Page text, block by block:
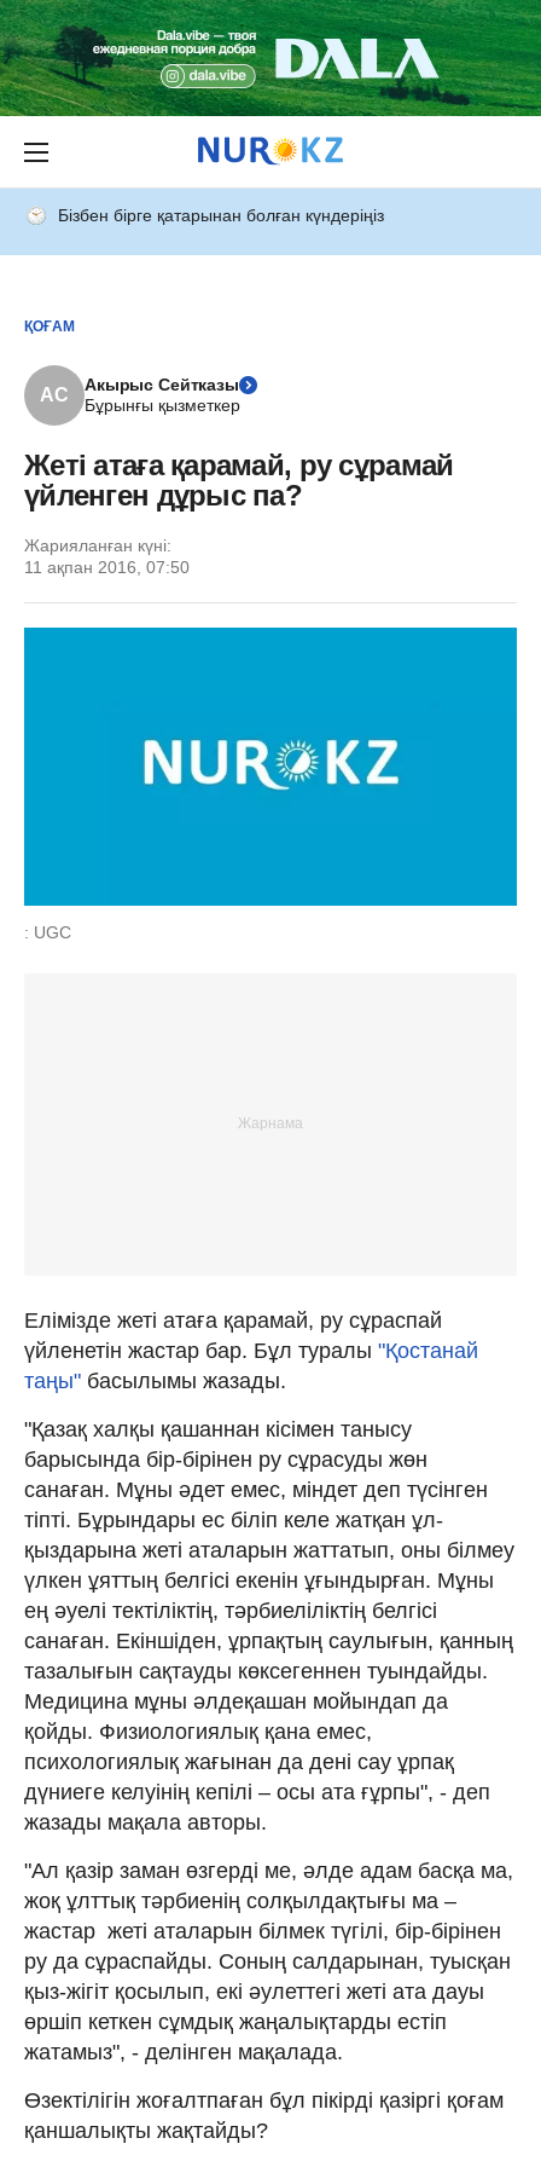
Бізбен бірге қатарынан болған күндеріңіз
ҚОҒАМ
АС
Акырыс Сейтказы
Бұрынғы қызметкер
Жеті атаға қарамай, ру сұрамай
үйленген дұрыс па?
Жарияланған күні:
11 ақпан 2016, 07:50
: UGC
Елімізде жеті атаға қарамай, ру сұраспай
үйленетін жастар бар. Бұл туралы "Қостанай
таңы" басылымы жазады.
"Қазақ халқы қашаннан кісімен танысу
барысында бір-бірінен ру сұрасуды жөн
санаған. Мұны әдет емес, міндет деп түсінген
тіпті. Бұрындары ес біліп келе жатқан ұл-
қыздарына жеті аталарын жаттатып, оны білмеу
үлкен ұяттың белгісі екенін ұғындырған. Мұны
ең әуелі тектіліктің, тәрбиеліліктің белгісі
санаған. Екіншіден, ұрпақтың саулығын, қанның
тазалығын сақтауды көксегеннен туындайды.
Медицина мұны әлдеқашан мойындап да
қойды. Физиологиялық қана емес,
психологиялық жағынан да дені сау ұрпақ
дүниеге келуінің кепілі – осы ата ғұрпы", - деп
жазады мақала авторы.
"Ал қазір заман өзгерді ме, әлде адам басқа ма,
жоқ ұлттық тәрбиенің солқылдақтығы ма –
жастар жеті аталарын білмек түгілі, бір-бірінен
ру да сұраспайды. Соның салдарынан, туысқан
қыз-жігіт қосылып, екі әулеттегі жеті ата дауы
өршіп кеткен сұмдық жаңалықтарды естіп
жатамыз", - делінген мақалада.
Өзектілігін жоғалтпаған бұл пікірді қазіргі қоғам
қаншалықты жақтайды?